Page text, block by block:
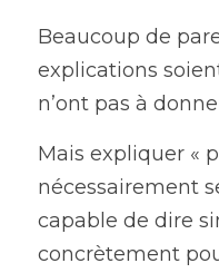
Beaucoup de
explications
n’ont pas à
Mais expliquer «
nécessairement
capable de dire
concrètement